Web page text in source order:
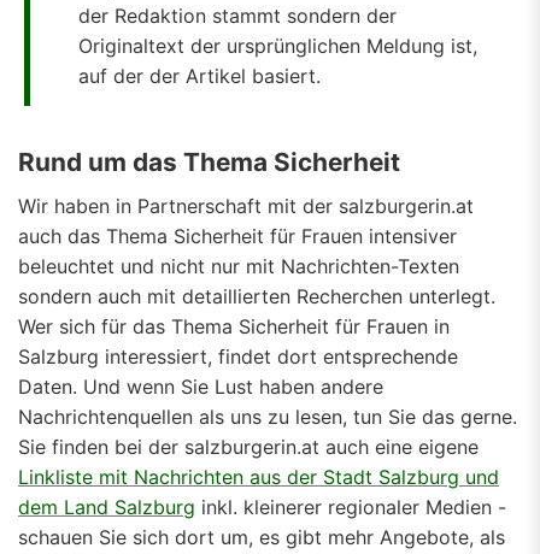
der Redaktion stammt sondern der
Originaltext der ursprünglichen Meldung ist,
auf der der Artikel basiert.
Rund um das Thema Sicherheit
Wir haben in Partnerschaft mit der salzburgerin.at
auch das Thema Sicherheit für Frauen intensiver
beleuchtet und nicht nur mit Nachrichten-Texten
sondern auch mit detaillierten Recherchen unterlegt.
Wer sich für das Thema Sicherheit für Frauen in
Salzburg interessiert, findet dort entsprechende
Daten. Und wenn Sie Lust haben andere
Nachrichtenquellen als uns zu lesen, tun Sie das gerne.
Sie finden bei der salzburgerin.at auch eine eigene
Linkliste mit Nachrichten aus der Stadt Salzburg und
dem Land Salzburg inkl. kleinerer regionaler Medien -
schauen Sie sich dort um, es gibt mehr Angebote, als